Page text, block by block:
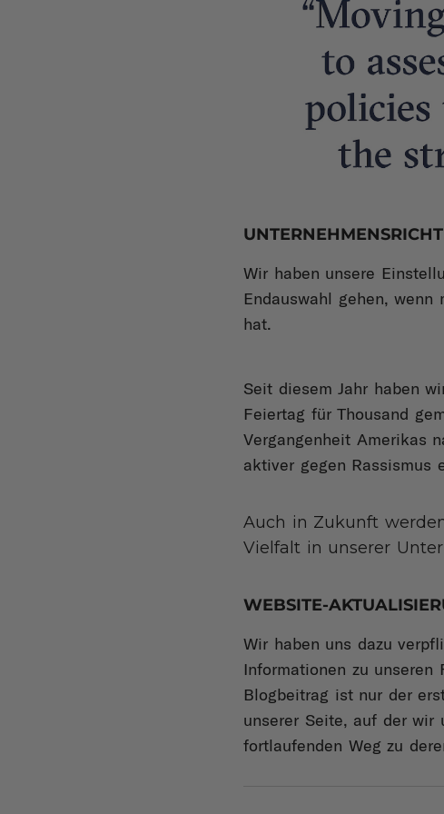
Wir haben unsere
Endauswahl gehen,
hat.
Seit diesem Jahr haben
Feiertag für Thousand
Vergangenheit Amerikas
aktiver gegen Rassismus
Auch in Zukunft
Vielfalt in unserer
WEBSITE-
Wir haben uns dazu
Informationen zu
Blogbeitrag ist nur der
unserer Seite, auf der wir
fortlaufenden Weg zu